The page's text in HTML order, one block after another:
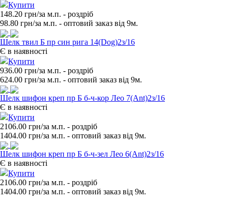
Купити
148.20 грн/за м.п. - роздрiб
98.80 грн/за м.п. - оптовий заказ вiд 9м.
Шелк твил Б пр син рига 14(Dog)2з/16
Є в наявності
Купити
936.00 грн/за м.п. - роздрiб
624.00 грн/за м.п. - оптовий заказ вiд 9м.
Шелк шифон креп пр Б б-ч-кор Лео 7(Ant)2з/16
Є в наявності
Купити
2106.00 грн/за м.п. - роздрiб
1404.00 грн/за м.п. - оптовий заказ вiд 9м.
Шелк шифон креп пр Б б-ч-зел Лео 6(Ant)2з/16
Є в наявності
Купити
2106.00 грн/за м.п. - роздрiб
1404.00 грн/за м.п. - оптовий заказ вiд 9м.